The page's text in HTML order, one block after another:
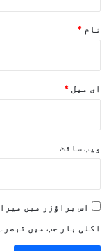
نام *
ای میل *
ویب‌ سائٹ
اس براؤزر میں
اگلی بار جب میں